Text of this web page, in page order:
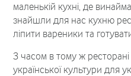
маленькій кухні, де
знайшли для нас кухню
ліпити вареники та
З часом в тому ж ресторані
української культури для